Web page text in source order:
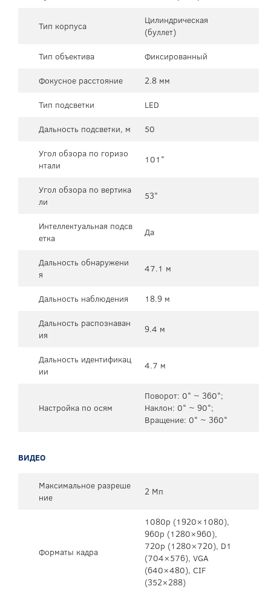
Тип корпуса
Цилиндрическая
(буллет)
Тип объектива
Фиксированный
Фокусное расстояние
2.8 мм
Тип подсветки
LED
Дальность подсветки, м
50
Угол обзора по горизо
нтали
101°
Угол обзора по вертика
ли
53°
Интеллектуальная подсв
етка
Да
Дальность обнаружени
я
47.1 м
Дальность наблюдения
18.9 м
Дальность распознаван
ия
9.4 м
Дальность идентификац
ии
4.7 м
Настройка по осям
Поворот: 0° ~ 360°;
Наклон: 0° ~ 90°;
Вращение: 0° ~ 360°
ВИДЕО
Максимальное разреше
ние
2 Мп
Форматы кадра
1080p (1920×1080),
960p (1280×960),
720p (1280×720), D1
(704×576), VGA
(640×480), CIF
(352×288)